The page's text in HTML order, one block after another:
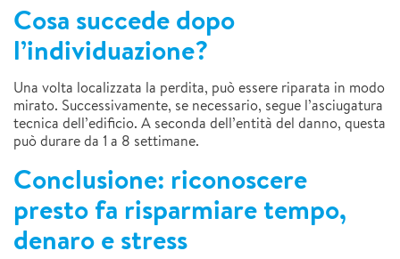
Cosa succede dopo
l’individuazione?
Una volta localizzata la perdita, può essere riparata in modo
mirato. Successivamente, se necessario, segue l’asciugatura
tecnica dell’edificio. A seconda dell’entità del danno, questa
può durare da 1 a 8 settimane.
Conclusione: riconoscere
presto fa risparmiare tempo,
denaro e stress